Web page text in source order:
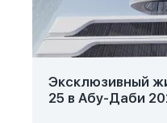
Эксклюзивный
25 в Абу-Даби